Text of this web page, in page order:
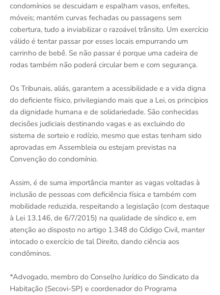
condomínios se descuidam e espalham vasos, enfeites,
móveis; mantém curvas fechadas ou passagens sem
cobertura, tudo a inviabilizar o razoável trânsito. Um exercício
válido é tentar passar por esses locais empurrando um
carrinho de bebê. Se não passar é porque uma cadeira de
rodas também não poderá circular bem e com segurança.
Os Tribunais, aliás, garantem a acessibilidade e a vida digna
do deficiente físico, privilegiando mais que a Lei, os princípios
da dignidade humana e de solidariedade. São conhecidas
decisões judiciais destinando vagas e as excluindo do
sistema de sorteio e rodízio, mesmo que estas tenham sido
aprovadas em Assembleia ou estejam previstas na
Convenção do condomínio.
Assim, é de suma importância manter as vagas voltadas à
inclusão de pessoas com deficiência física e também com
mobilidade reduzida, respeitando a legislação (com destaque
à Lei 13.146, de 6/7/2015) na qualidade de síndico e, em
atenção ao disposto no artigo 1.348 do Código Civil, manter
intocado o exercício de tal Direito, dando ciência aos
condôminos.
*Advogado, membro do Conselho Jurídico do Sindicato da
Habitação (Secovi-SP) e coordenador do Programa